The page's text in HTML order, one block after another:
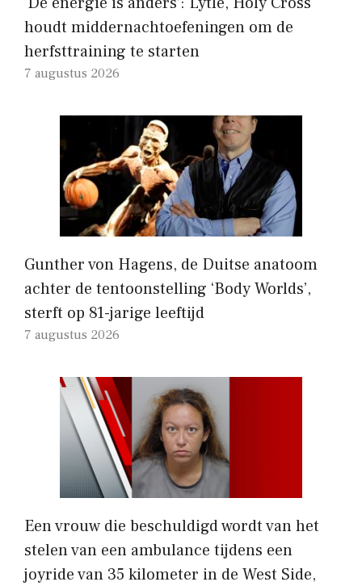
houdt middernachtoefeningen om de
herfsttraining te starten
7 augustus 2026
Gunther von Hagens, de Duitse anatoom
achter de tentoonstelling ‘Body Worlds’,
sterft op 81-jarige leeftijd
7 augustus 2026
Een vrouw die beschuldigd wordt van het
stelen van een ambulance tijdens een
joyride van 35 kilometer in de West Side,